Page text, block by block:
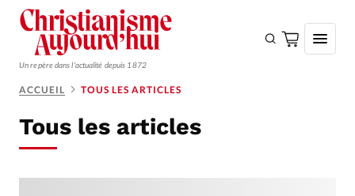
Un repère dans l'actualité depuis 1872
Monde
ACCUEIL TOUS LES ARTICLES
Tous les articles